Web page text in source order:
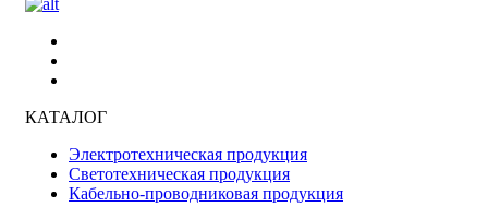
КАТАЛОГ
Электротехническая продукция
Светотехническая продукция
Кабельно-проводниковая продукция